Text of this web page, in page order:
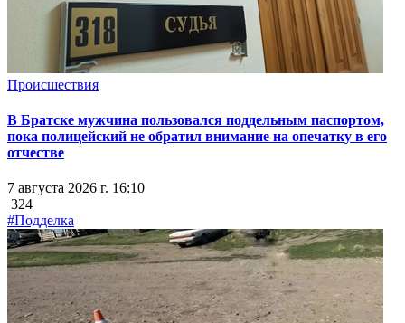
Происшествия
В Братске мужчина пользовался поддельным паспортом,
пока полицейский не обратил внимание на опечатку в его
отчестве
7 августа 2026 г. 16:10
324
#Подделка